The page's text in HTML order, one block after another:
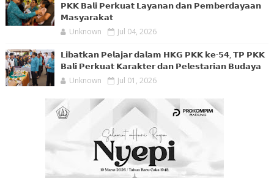
𝗣𝗞𝗞 𝗕𝗮𝗹𝗶 𝗣𝗲𝗿𝗸𝘂𝗮𝘁 𝗟𝗮𝘆𝗮𝗻𝗮𝗻 𝗱𝗮𝗻 𝗣𝗲𝗺𝗯𝗲𝗿𝗱𝗮𝘆𝗮𝗮𝗻
𝗠𝗮𝘀𝘆𝗮𝗿𝗮𝗸𝗮𝘁
Unknown Jul 04, 2026
𝗟𝗶𝗯𝗮𝘁𝗸𝗮𝗻 𝗣𝗲𝗹𝗮𝗷𝗮𝗿 𝗱𝗮𝗹𝗮𝗺 𝗛𝗞𝗚 𝗣𝗞𝗞 𝗸𝗲-𝟱𝟰, 𝗧𝗣 𝗣𝗞𝗞
𝗕𝗮𝗹𝗶 𝗣𝗲𝗿𝗸𝘂𝗮𝘁 𝗞𝗮𝗿𝗮𝗸𝘁𝗲𝗿 𝗱𝗮𝗻 𝗣𝗲𝗹𝗲𝘀𝘁𝗮𝗿𝗶𝗮𝗻 𝗕𝘂𝗱𝗮𝘆𝗮
Unknown Jul 01, 2026